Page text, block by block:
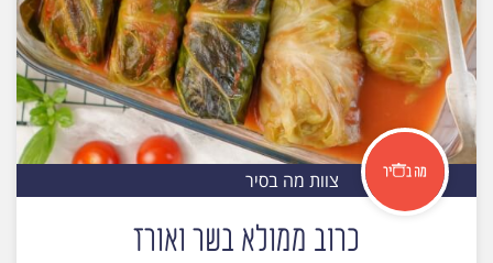
צוות מה בסיר
כרוב ממולא בשר ואורז